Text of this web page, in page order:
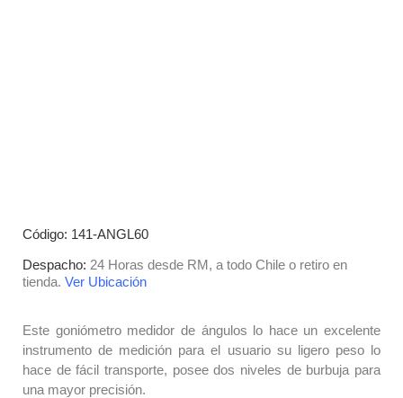
Código: 141-ANGL60
Despacho: 24 Horas desde RM, a todo Chile o retiro en
tienda. Ver Ubicación
Este goniómetro medidor de ángulos lo hace un excelente
instrumento de medición para el usuario su ligero peso lo
hace de fácil transporte, posee dos niveles de burbuja para
una mayor precisión.